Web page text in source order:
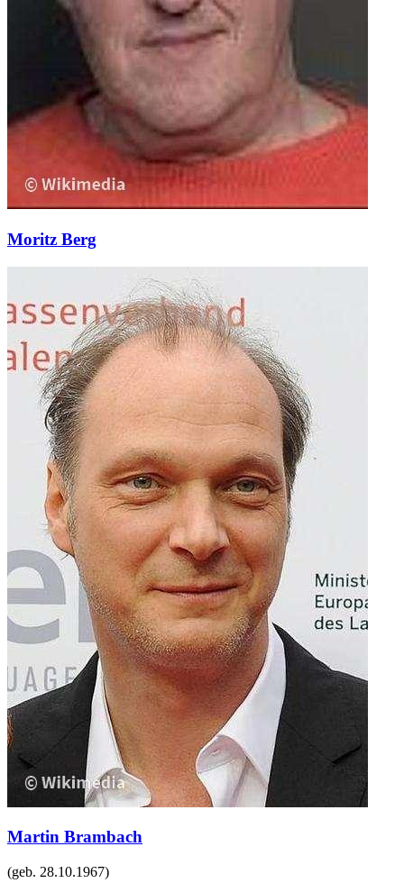
Moritz Berg
Martin Brambach
(geb. 28.10.1967)